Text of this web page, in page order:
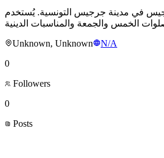
في مدينة جرجيس التونسية. يُستخدم
Unknown, Unknown
N/A
0
Followers
0
Posts